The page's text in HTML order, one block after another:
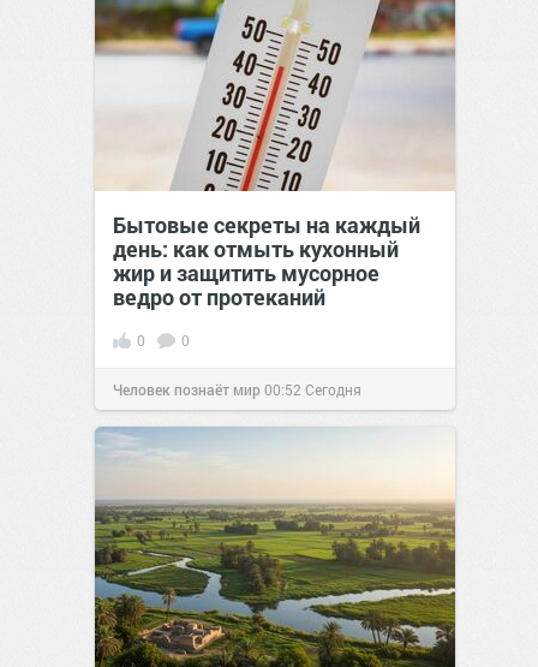
Бытовые секреты на каждый
день: как отмыть кухонный
жир и защитить мусорное
ведро от протеканий
0 0
Человек познаёт мир00:52 Сегодня